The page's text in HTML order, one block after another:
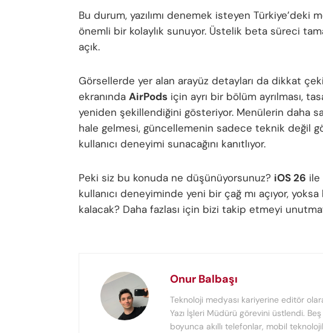
Bu durum, yazılımı denemek isteyen Türkiye’deki
önemli bir kolaylık sunuyor. Üstelik beta süreci
açık.
Görsellerde yer alan arayüz detayları da dikkat
ekranında AirPods için ayrı bir bölüm ayrılması,
yeniden şekillendiğini gösteriyor. Menülerin daha
hale gelmesi, güncellemenin sadece teknik değil
kullanıcı deneyimi sunacağını kanıtlıyor.
Peki siz bu konuda ne düşünüyorsunuz? iOS 26 ile
kullanıcı deneyiminde yeni bir çağ mı açıyor,
kalacak? Daha fazlası için bizi takip etmeyi
Onur Balbaşı
Teknoloji medyası kariyerine editör
Yazı İşleri Müdürü görevini üstlendi.
boyunca akıllı telefonlar, mobil